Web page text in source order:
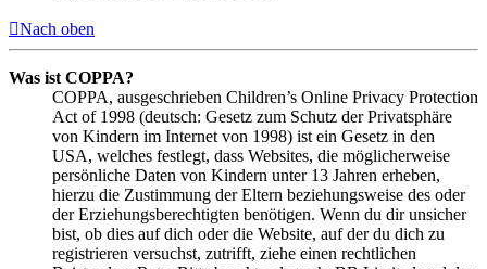
Nach oben
Was ist COPPA?
COPPA, ausgeschrieben Children’s Online Privacy Protection
Act of 1998 (deutsch: Gesetz zum Schutz der Privatsphäre
von Kindern im Internet von 1998) ist ein Gesetz in den
USA, welches festlegt, dass Websites, die möglicherweise
persönliche Daten von Kindern unter 13 Jahren erheben,
hierzu die Zustimmung der Eltern beziehungsweise des oder
der Erziehungsberechtigten benötigen. Wenn du dir unsicher
bist, ob dies auf dich oder die Website, auf der du dich zu
registrieren versuchst, zutrifft, ziehe einen rechtlichen